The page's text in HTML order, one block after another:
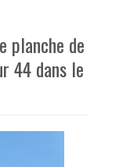
planche de
44 dans le